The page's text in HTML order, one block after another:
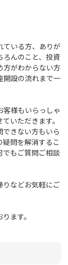
ている方、ありが
ろんのこと、投資
方がわからない方
開設の流れまで一
客様もいらっしゃ
いただきます。
きない方もいら
問を解消するこ
でもご質問ご相談
りなどお気軽にご
ます。